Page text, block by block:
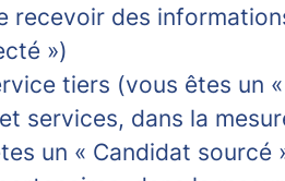
recevoir des
»)
tiers (vous êtes un
services, dans la
un « Candidat sourcé